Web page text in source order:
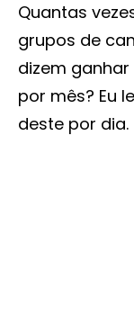
Quantas
grupos de
dizem ganhar
por mês? Eu
deste por dia.